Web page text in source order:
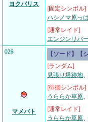
ヨクバリス
[固定シンボル]
ハシノマ原っ
[通常レイド]
エンジンリバ
026
マメパト
【ソード】【
[ランダム]
見張り塔跡地、
[徘徊シンボル]
うららか草原、
[通常レイド]
うららか草原、